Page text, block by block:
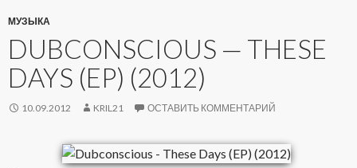
МУЗЫКА
DUBCONSCIOUS — THESE
DAYS (EP) (2012)
10.09.2012 KRIL21 ОСТАВИТЬ КОММЕНТАРИЙ